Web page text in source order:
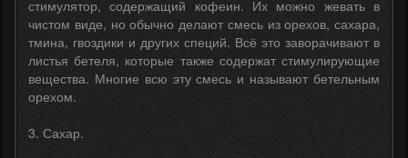
стимулятор, содержащий кофеин. Их можно жевать в
чистом виде, но обычно делают смесь из орехов, сахара,
тмина, гвоздики и других специй. Всё это заворачивают в
листья бетеля, которые также содержат стимулирующие
вещества. Многие всю эту смесь и называют бетельным
орехом.
3. Сахар.